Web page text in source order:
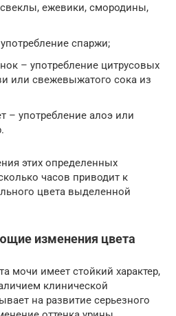
ежевики, смородины,
спаржи;
– употребление цитрусовых
или свежевыжатого сока из
– употребление алоэ или
этих определенных
часов приводит к
цвета выделенной
изменения цвета
мочи имеет стойкий характер,
клинической
на развитие серьезного